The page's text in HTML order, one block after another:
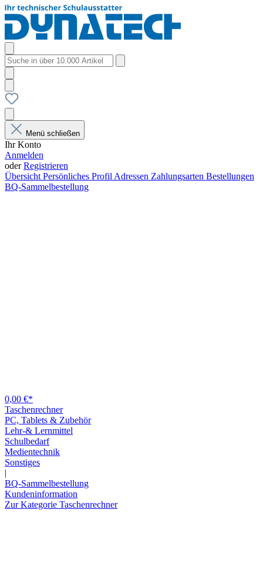
Menü schließen
Ihr Konto
Anmelden
oderRegistrieren
Übersicht Persönliches Profil Adressen Zahlungsarten Bestellungen
BQ-Sammelbestellung
0,00 €*
Taschenrechner
PC, Tablets & Zubehör
Lehr-& Lernmittel
Schulbedarf
Medientechnik
Sonstiges
|
BQ-Sammelbestellung
Kundeninformation
Zur Kategorie Taschenrechner